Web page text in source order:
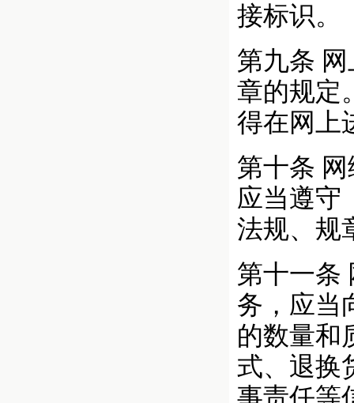
接标识。
第九条
章的规定
得在网上
第十条
应当遵守
法规、规
第十一条
务，应当
的数量和
式、退换